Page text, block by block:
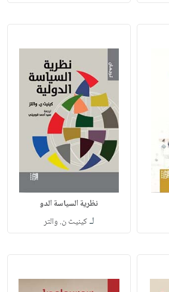
نظرية السياسة الدو
لـكينيث ن. والتر